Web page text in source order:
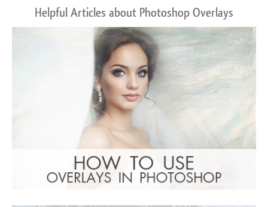
Helpful Articles about Photoshop Overlays